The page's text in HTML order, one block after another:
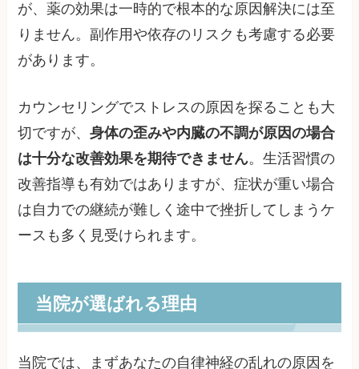
が、薬の効果は一時的で根本的な原因解決には至
りません。副作用や依存のリスクも考慮する必要
があります。
カウンセリングでストレスの原因を探ることも大
切ですが、身体の歪みや内臓の不調が原因の場合
は十分な改善効果を期待できません。生活習慣の
改善指導も有効ではありますが、症状が重い場合
は自力での継続が難しく途中で挫折してしまうケ
ースも多く見受けられます。
当院が選ばれる理由
当院では、まずあなたの自律神経の乱れの原因を